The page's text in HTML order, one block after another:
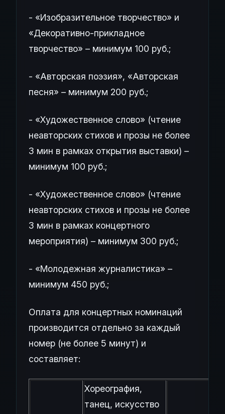
- «Изобразительное творчество» и
«Декоративно-прикладное
творчество» – минимум 100 руб.;
- «Авторская поэзия», «Авторская
песня» – минимум 200 руб.;
- «Художественное слово» (чтение
неавторских стихов и прозы не более
3 мин в рамках открытия выставки) –
минимум 100 руб.;
- «Художественное слово» (чтение
неавторских стихов и прозы не более
3 мин в рамках концертного
мероприятия) – минимум 300 руб.;
- «Молодежная журналистика» –
минимум 450 руб.;
Оплата для концертных номинаций
производится отдельно за каждый
номер (не более 5 минут) и
составляет:
Хореография,
танец, искусство